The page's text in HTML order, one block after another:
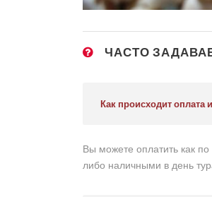
ЧАСТО
Как происходит оплата
Вы можете оплатить как
либо наличными в день